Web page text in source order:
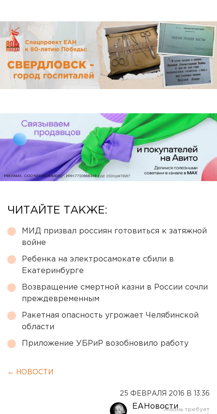
ЧИТАЙТЕ ТАКЖЕ:
МИД призвал россиян готовиться к затяжной
войне
Ребенка на электросамокате сбили в
Екатеринбурге
Возвращение смертной казни в России сочли
преждевременным
Ракетная опасность угрожает Челябинской
области
Приложение УБРиР возобновило работу
← НОВОСТИ
25 ФЕВРАЛЯ 2016 В 13:36
ЕАНовости